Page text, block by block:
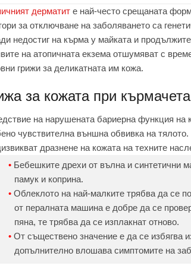
дерматит е най-често срещаната
за отключване на заболяването са
недостиг на кърма у майката и
на атопичната екзема отшумяват с
грижи за деликатната им кожа.
за кожатапри
на нарушената бариерна функция на
чувствителна външна обвивка на
дразнене на кожата на техните
Бебешките дрехи от вълна и синтетични
памук и коприна.
Облеклото на най-малките трябва да се
от пералната машина е добре да се
пяна, те трябва да се изплакнат отново.
От съществено значение е да се избягва
допълнително влошава симптомите на